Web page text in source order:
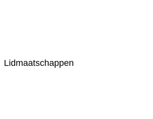
Lidmaatschappen